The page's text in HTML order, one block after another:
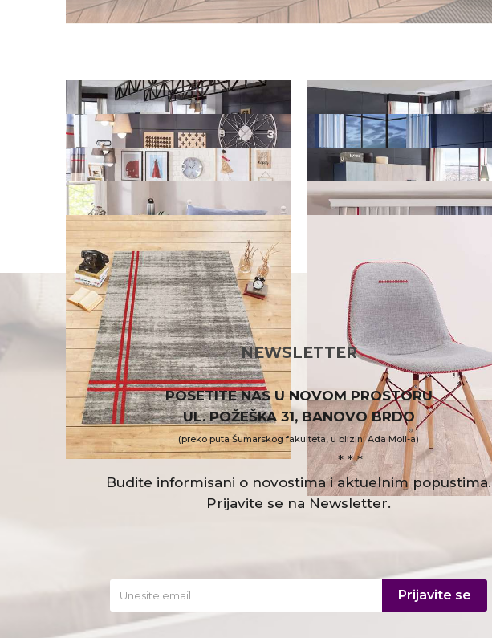
NEWSLETTER
POSETITE NAS U NOVOM PROSTORU
UL. POŽEŠKA 31, BANOVO BRDO
(preko puta Šumarskog fakulteta, u blizini Ada Moll-a)
* * *
Budite informisani o novostima i aktuelnim popustima.
Prijavite se na Newsletter.
Prijavite se